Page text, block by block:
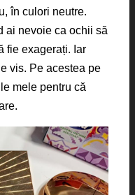
în culori neutre.
ai nevoie ca ochii să
fie exagerați. Iar
vis. Pe acestea pe
mele pentru că